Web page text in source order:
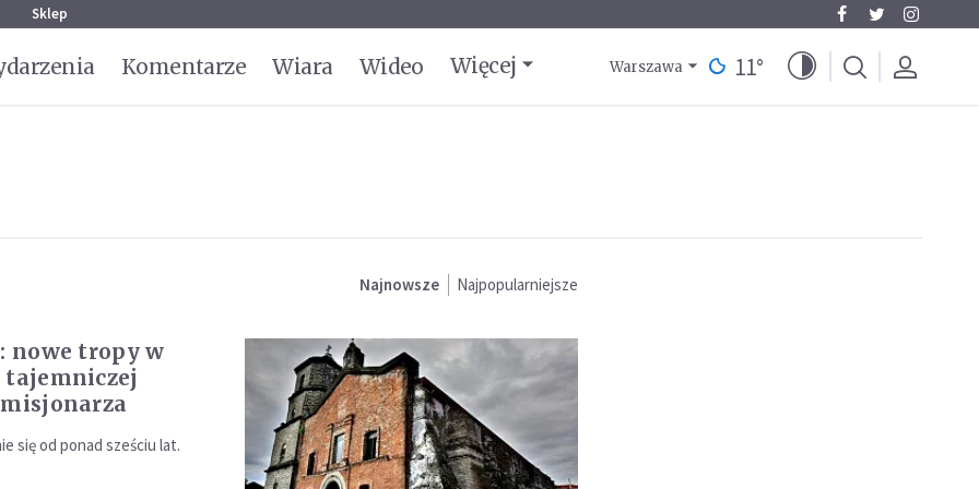
Sklep
Komentarze Wiara Wideo Więcej Warszawa 11°
Najnowsze Najpopularniejsze
nowe tropy w
tajemniczej
się od ponad sześciu lat.